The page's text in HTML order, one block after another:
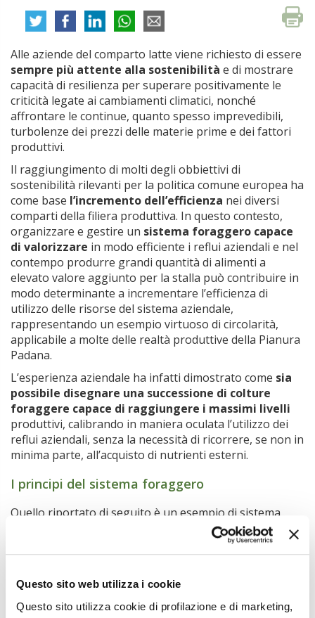
Questo sito web utilizza i cookie
Questo sito utilizza cookie di profilazione e di marketing,
Alle aziende del comparto latte viene richiesto di essere
sempre più attente alla sostenibilità e di mostrare
capacità di resilienza per superare positivamente le
criticità legate ai cambiamenti climatici, nonché
affrontare le continue, quanto spesso imprevedibili,
turbolenze dei prezzi delle materie prime e dei fattori
produttivi.
Il raggiungimento di molti degli obbiettivi di
sostenibilità rilevanti per la politica comune europea ha
come base l’incremento dell’efficienza nei diversi
comparti della filiera produttiva. In questo contesto,
organizzare e gestire un sistema foraggero capace
di valorizzare in modo efficiente i reflui aziendali e nel
contempo produrre grandi quantità di alimenti a
elevato valore aggiunto per la stalla può contribuire in
modo determinante a incrementare l’efficienza di
utilizzo delle risorse del sistema aziendale,
rappresentando un esempio virtuoso di circolarità,
applicabile a molte delle realtà produttive della Pianura
Padana.
L’esperienza aziendale ha infatti dimostrato come sia
possibile disegnare una successione di colture
foraggere capace di raggiungere i massimi livelli
produttivi, calibrando in maniera oculata l’utilizzo dei
reflui aziendali, senza la necessità di ricorrere, se non in
minima parte, all’acquisto di nutrienti esterni.
I principi del sistema foraggero
Quello riportato di seguito è un esempio di sistema
foraggero adottato in numerose realtà aziendali della
prevalentemente a tessitura franco-limosa, dotati di un
irrigati per scorrimento con acqua derivata da fonti
superficiali consortili o da pozzi sia consortili sia privati.